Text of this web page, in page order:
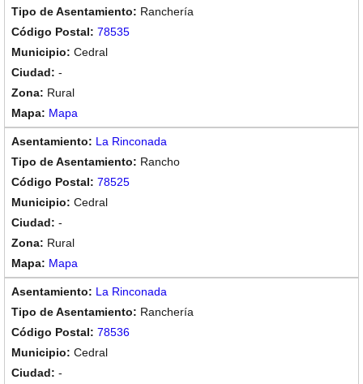
Ranchería
78535
Cedral
-
Rural
Mapa
La Rinconada
Rancho
78525
Cedral
-
Rural
Mapa
La Rinconada
Ranchería
78536
Cedral
-